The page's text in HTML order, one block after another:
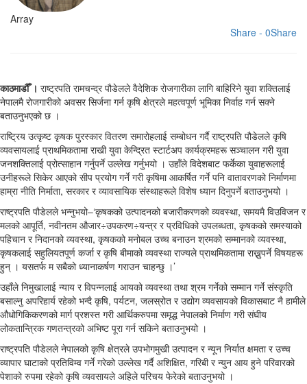
Array
Share - 0Share
काठमाडौंँ । राष्ट्रपति रामचन्द्र पौडेलले वैदेशिक रोजगारीका लागि बाहिरिने युवा शक्तिलाई
नेपालमै रोजगारीको अवसर सिर्जना गर्न कृषि क्षेत्रले महत्वपूर्ण भूमिका निर्वाह गर्न सक्ने
बताउनुभएको छ ।
राष्ट्रिय उत्कृष्ट कृषक पुरस्कार वितरण समारोहलाई सम्बोधन गर्दै राष्ट्रपति पौडेलले कृषि
व्यवसायलाई प्राथमिकतामा राखी युवा केन्द्रित स्टार्टअप कार्यक्रमहरू सञ्चालन गरी युवा
जनशक्तिलाई प्रोत्साहान गर्नुपर्ने उल्लेख गर्नुभयो । उहाँले विदेशबाट फर्केका युवाहरूलाई
उनीहरूले सिकेर आएको सीप प्रयोग गर्ने गरी कृषिमा आकर्षित गर्ने पनि वातावरणको निर्माणमा
हाम्रा नीति निर्माता, सरकार र व्यावसायिक संस्थाहरूले विशेष ध्यान दिनुपर्ने बताउनुभयो ।
राष्ट्रपति पौडेलले भन्नुभयो–‘कृषकको उत्पादनको बजारीकरणको व्यवस्था, समयमै विउविजन र
मलको आपूर्ति, नवीनतम औजार÷उपकरण÷यन्त्र र प्रविधिको उपलब्धता, कृषकको समस्याको
पहिचान र निदानको व्यवस्था, कृषकको मनोबल उच्च बनाउन श्रमको सम्मानको व्यवस्था,
कृषकलाई सहुलियतपूर्ण कर्जा र कृषि बीमाको व्यवस्था राज्यले प्राथमिकतामा राख्नुपर्ने विषयहरू
हुन् । यसतर्फ म सबैको ध्यानाकर्षण गराउन चाहन्छु ।’
उहाँले निमुखालाई न्याय र विपन्नलाई आयको व्यवस्था तथा श्रम गर्नेको सम्मान गर्ने संस्कृति
बसाल्नु अपरिहार्य रहेको भन्दै कृषि, पर्यटन, जलस्रोत र उद्योग व्यवसायको विकासबाट नै हामीले
औधोगिकिकरणको मार्ग प्रशस्त गरी आर्थिकरुपमा समृद्ध नेपालको निर्माण गरी संघीय
लोकतान्त्रिक गणतन्त्रको अभिष्ट पूरा गर्न सकिने बताउनुभयो ।
राष्ट्रपति पौडेलले नेपालको कृषि क्षेत्रले उपभोगमुखी उत्पादन र न्यून निर्यात क्षमता र उच्च
व्यापार घाटाको प्रतिविम्व गर्ने गरेको उल्लेख गर्दै अशिक्षित, गरिबी र न्युन आय हुने परिवारको
पेशाको रुपमा रहेको कृषि व्यवसायले अहिले परिचय फेरेको बताउनुभयो ।